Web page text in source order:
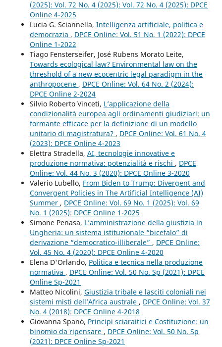
(2025): Vol. 72 No. 4 (2025): Vol. 72 No. 4 (2025): DPCE
Online 4-2025
Lucia G. Sciannella, Intelligenza artificiale, politica e
democrazia , DPCE Online: Vol. 51 No. 1 (2022): DPCE
Online 1-2022
Tiago Fensterseifer, José Rubens Morato Leite,
Towards ecological law? Environmental law on the
threshold of a new ecocentric legal paradigm in the
anthropocene , DPCE Online: Vol. 64 No. 2 (2024):
DPCE Online 2-2024
Silvio Roberto Vinceti, L’applicazione della
condizionalità europea agli ordinamenti giudiziari: un
formante efficace per la definizione di un modello
unitario di magistratura? , DPCE Online: Vol. 61 No. 4
(2023): DPCE Online 4-2023
Elettra Stradella, AI, tecnologie innovative e
produzione normativa: potenzialità e rischi , DPCE
Online: Vol. 44 No. 3 (2020): DPCE Online 3-2020
Valerio Lubello, From Biden to Trump: Divergent and
Convergent Policies in The Artificial Intelligence (AI)
Summer , DPCE Online: Vol. 69 No. 1 (2025): Vol. 69
No. 1 (2025): DPCE Online 1-2025
Simone Penasa, L’amministrazione della giustizia in
Ungheria: un sistema istituzionale “bicefalo” di
derivazione “democratico-illiberale” , DPCE Online:
Vol. 45 No. 4 (2020): DPCE Online 4-2020
Elena D'Orlando, Politica e tecnica nella produzione
normativa , DPCE Online: Vol. 50 No. Sp (2021): DPCE
Online Sp-2021
Matteo Nicolini, Giustizia tribale e lasciti coloniali nei
sistemi misti dell’Africa australe , DPCE Online: Vol. 37
No. 4 (2018): DPCE Online 4-2018
Giovanna Spanò, Principi sciaraitici e Costituzione: un
binomio da ripensare , DPCE Online: Vol. 50 No. Sp
(2021): DPCE Online Sp-2021